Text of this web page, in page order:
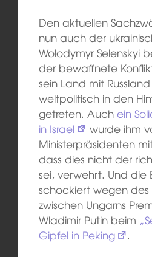
Den aktuellen
nun auch der
Wolodymyr Selenskyi
der bewaffnete
sein Land mit
weltpolitisch in den
getreten. Auch ein
in Israel
wurde ihm
Ministerpräsidenten
dass dies nicht der
sei, verwehrt. Und die
schockiert wegen des
zwischen Ungarns
Wladimir Putin beim
Gipfel in Peking
.